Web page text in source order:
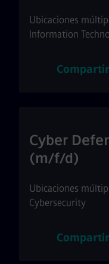
Ubicaciones
Information
Compartir
Cyber
(m/f/d)
Ubicaciones
Cybersecurity
Compartir